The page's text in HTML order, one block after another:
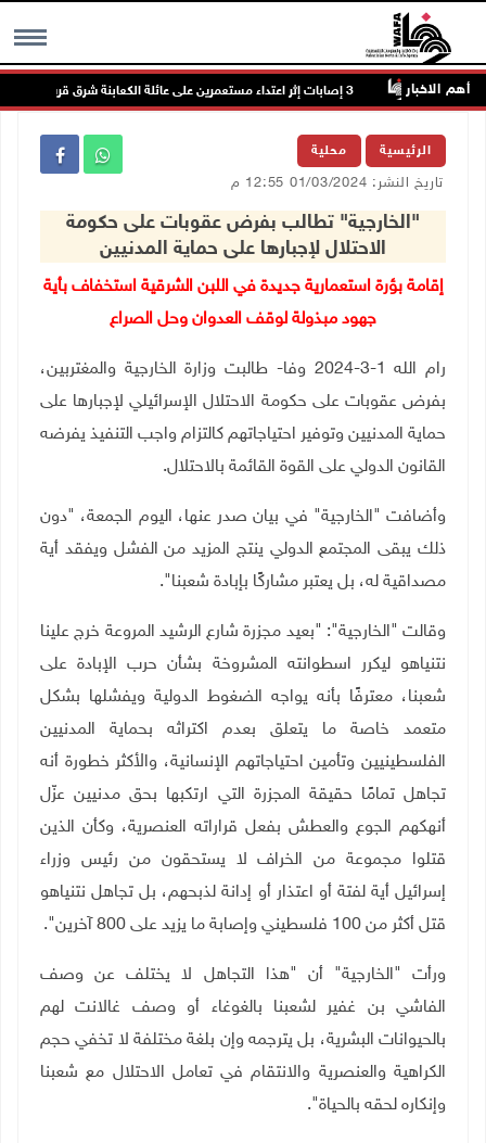
MENU أهم الاخبار
الرئيسية محلية
تاريخ النشر: 01/03/2024 12:55 م
"الخارجية" تطالب بفرض عقوبات على حكومة
الاحتلال لإجبارها على حماية المدنيين
إقامة بؤرة استعمارية جديدة في اللبن الشرقية استخفاف بأية
جهود مبذولة لوقف العدوان وحل الصراع
رام الله 1-3-2024 وفا- طالبت وزارة الخارجية والمغتربين،
بفرض عقوبات على حكومة الاحتلال الإسرائيلي لإجبارها على
حماية المدنيين وتوفير احتياجاتهم كالتزام واجب التنفيذ يفرضه
القانون الدولي على القوة القائمة بالاحتلال.
وأضافت "الخارجية" في بيان صدر عنها، اليوم الجمعة، "دون
ذلك يبقى المجتمع الدولي ينتج المزيد من الفشل ويفقد أية
مصداقية له، بل يعتبر مشاركًا بإبادة شعبنا".
وقالت "الخارجية": "بعيد مجزرة شارع الرشيد المروعة خرج علينا
نتنياهو ليكرر اسطوانته المشروخة بشأن حرب الإبادة على
شعبنا، معترفًا بأنه يواجه الضغوط الدولية ويفشلها بشكل
متعمد خاصة ما يتعلق بعدم اكتراثه بحماية المدنيين
الفلسطينيين وتأمين احتياجاتهم الإنسانية، والأكثر خطورة أنه
تجاهل تمامًا حقيقة المجزرة التي ارتكبها بحق مدنيين عزّل
أنهكهم الجوع والعطش بفعل قراراته العنصرية، وكأن الذين
قتلوا مجموعة من الخراف لا يستحقون من رئيس وزراء
إسرائيل أية لفتة أو اعتذار أو إدانة لذبحهم، بل تجاهل نتنياهو
قتل أكثر من 100 فلسطيني وإصابة ما يزيد على 800 آخرين".
ورأت "الخارجية" أن "هذا التجاهل لا يختلف عن وصف
الفاشي بن غفير لشعبنا بالغوغاء أو وصف غالانت لهم
بالحيوانات البشرية، بل يترجمه وإن بلغة مختلفة لا تخفي حجم
الكراهية والعنصرية والانتقام في تعامل الاحتلال مع شعبنا
وإنكاره لحقه بالحياة".